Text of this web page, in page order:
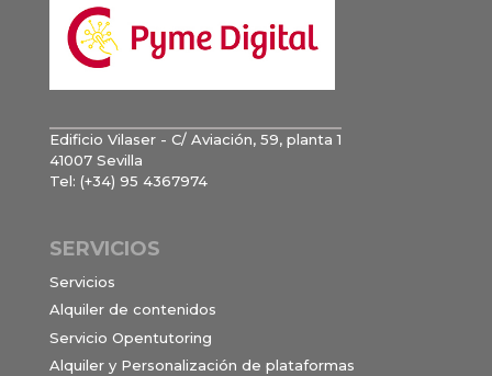
Edificio Vilaser - C/ Aviación, 59, planta 1
41007 Sevilla
Tel: (+34) 95 4367974
SERVICIOS
Servicios
Alquiler de contenidos
Servicio Opentutoring
Alquiler y Personalización de plataformas